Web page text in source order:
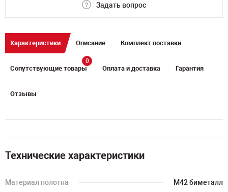
Задать вопрос
Характеристики Описание Комплект поставки
Сопутствующие товары
0
Оплата и доставка Гарантия
Отзывы
Технические характеристики
Материал полотна
M42 биметалл